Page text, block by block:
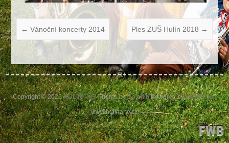
← Vánoční koncerty 2014 Ples ZUŠ Hulín 2018 →
Copyright © 2026HULÍŇANÉ. Theme byColorlibPowered byWordPress
www.hulinane.cz